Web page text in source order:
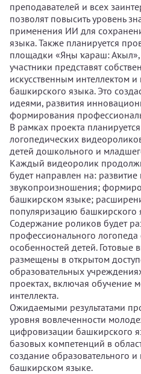
преподавателей и всех
позволят повысить уровень
применения ИИ для
языка. Также планируется
площадки «Яңы ҡараш:
участники представят
искусственным интеллектом
башкирского языка. Это
идеями, развития
формирования
В рамках проекта
логопедических
детей дошкольного и
Каждый видеоролик
будет направлен на: развитие
звукопроизношения;
башкирском языке;
популяризацию башкирского
Содержание роликов будет
профессионального логопеда
особенностей детей. Готовые
размещены в открытом
образовательных
проектах, включая обучение
интеллекта.
Ожидаемыми результатами
уровня вовлеченности
цифровизации башкирского
базовых компетенций в
создание образовательного
башкирском языке.